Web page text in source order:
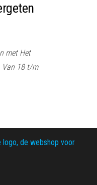
met Het
Van 18 t/m